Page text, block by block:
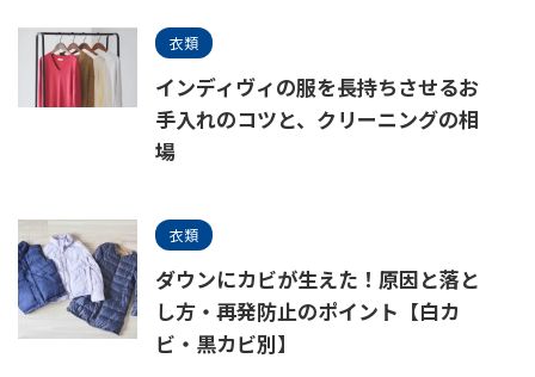
衣類
インディヴィの服を長持ちさせるお
手入れのコツと、クリーニングの相
場
衣類
ダウンにカビが生えた！原因と落と
し方・再発防止のポイント【白カ
ビ・黒カビ別】